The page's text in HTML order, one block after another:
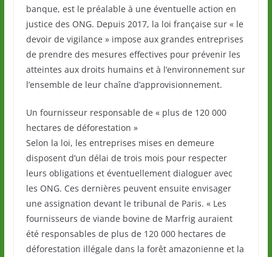
banque, est le préalable à une éventuelle action en
justice des ONG. Depuis 2017, la loi française sur « le
devoir de vigilance » impose aux grandes entreprises
de prendre des mesures effectives pour prévenir les
atteintes aux droits humains et à l’environnement sur
l’ensemble de leur chaîne d’approvisionnement.
Un fournisseur responsable de « plus de 120 000
hectares de déforestation »
Selon la loi, les entreprises mises en demeure
disposent d’un délai de trois mois pour respecter
leurs obligations et éventuellement dialoguer avec
les ONG. Ces dernières peuvent ensuite envisager
une assignation devant le tribunal de Paris. « Les
fournisseurs de viande bovine de Marfrig auraient
été responsables de plus de 120 000 hectares de
déforestation illégale dans la forêt amazonienne et la